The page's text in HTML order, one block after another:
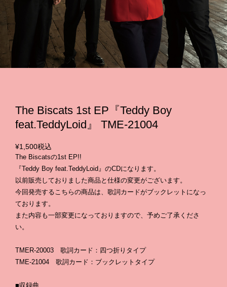
The Biscats 1st EP『Teddy Boy
feat.TeddyLoid』 TME-21004
¥1,500税込
The Biscatsの1st EP!!
『Teddy Boy feat.TeddyLoid』のCDになります。
以前販売しておりました商品と仕様の変更がございます。
今回発売するこちらの商品は、歌詞カードがブックレットになっ
ております。
また内容も一部変更になっておりますので、予めご了承くださ
い。
TMER-20003 歌詞カード：四つ折りタイプ
TME-21004 歌詞カード：ブックレットタイプ
■収録曲